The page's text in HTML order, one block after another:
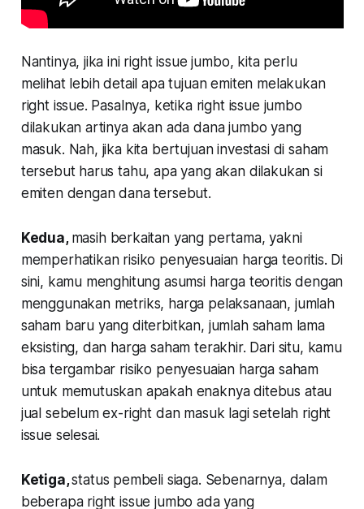
Nantinya, jika ini right issue jumbo, kita perlu
melihat lebih detail apa tujuan emiten melakukan
right issue. Pasalnya, ketika right issue jumbo
dilakukan artinya akan ada dana jumbo yang
masuk. Nah, jika kita bertujuan investasi di saham
tersebut harus tahu, apa yang akan dilakukan si
emiten dengan dana tersebut.
Kedua, masih berkaitan yang pertama, yakni
memperhatikan risiko penyesuaian harga teoritis. Di
sini, kamu menghitung asumsi harga teoritis dengan
menggunakan metriks, harga pelaksanaan, jumlah
saham baru yang diterbitkan, jumlah saham lama
eksisting, dan harga saham terakhir. Dari situ, kamu
bisa tergambar risiko penyesuaian harga saham
untuk memutuskan apakah enaknya ditebus atau
jual sebelum ex-right dan masuk lagi setelah right
issue selesai.
Ketiga,status pembeli siaga. Sebenarnya, dalam
beberapa right issue jumbo ada yang